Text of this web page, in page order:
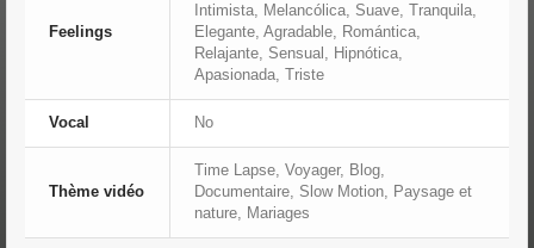
Feelings
Intimista, Melancólica, Suave, Tranquila,
Elegante, Agradable, Romántica,
Relajante, Sensual, Hipnótica,
Apasionada, Triste
Vocal No
Thème vidéo
Time Lapse, Voyager, Blog,
Documentaire, Slow Motion, Paysage et
nature, Mariages